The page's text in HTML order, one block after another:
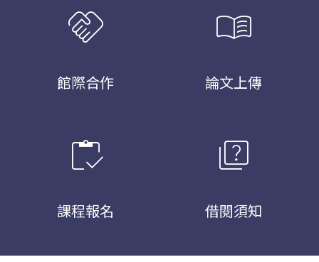
handshake
館際合作
menu_book
論文上傳
inventory
課程報名
quiz
借閱須知